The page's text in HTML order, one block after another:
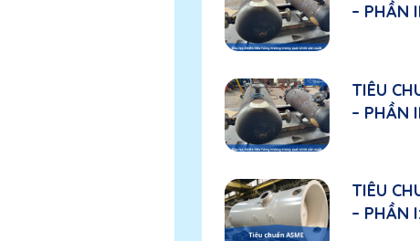
– PHẦN
tố cần
đối với
xuất
TIÊU
– PHẦN
lọc
không?
TIÊU
– PHẦN